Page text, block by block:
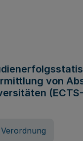
von
Verordnung